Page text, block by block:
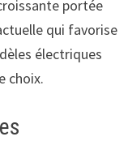
portée
qui favorise
électriques
choix.